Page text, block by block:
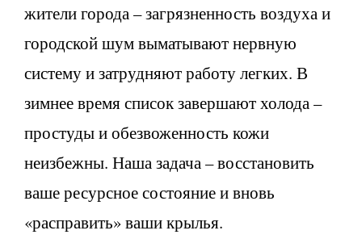
жители города – загрязненность воздуха и
городской шум выматывают нервную
систему и затрудняют работу легких. В
зимнее время список завершают холода –
простуды и обезвоженность кожи
неизбежны. Наша задача – восстановить
ваше ресурсное состояние и вновь
«расправить» ваши крылья.